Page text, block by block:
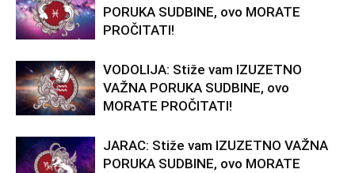
PORUKA SUDBINE, ovo MORATE
PROČITATI!
VODOLIJA: Stiže vam IZUZETNO
VAŽNA PORUKA SUDBINE, ovo
MORATE PROČITATI!
JARAC: Stiže vam IZUZETNO VAŽNA
PORUKA SUDBINE, ovo MORATE